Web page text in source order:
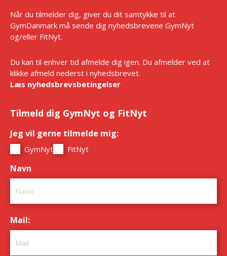
Når du tilmelder dig, giver du dit samtykke til at
GymDanmark må sende dig nyhedsbrevene GymNyt
og/eller FitNyt.
Du kan til enhver tid afmelde dig igen. Du afmelder ved at
klikke afmeld nederst i nyhedsbrevet.
Læs nyhedsbrevsbetingelser
Tilmeld dig GymNyt og FitNyt
Jeg vil gerne tilmelde mig:
GymNyt FitNyt
Navn
Mail: